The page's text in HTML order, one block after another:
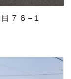
７６−１